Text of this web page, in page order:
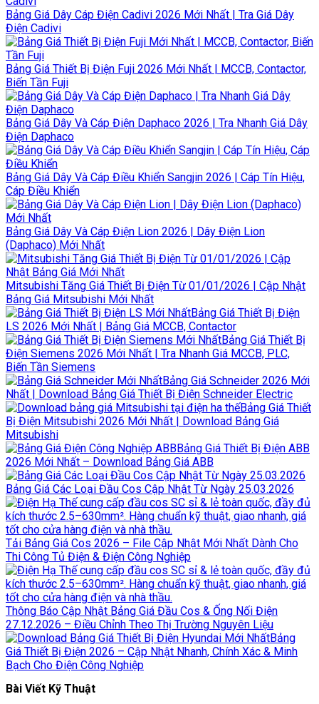
Bảng Giá Dây Cáp Điện Cadivi 2026 Mới Nhất | Tra Giá Dây
Điện Cadivi
Bảng Giá Thiết Bị Điện Fuji 2026 Mới Nhất | MCCB, Contactor,
Biến Tần Fuji
Bảng Giá Dây Và Cáp Điện Daphaco 2026 | Tra Nhanh Giá Dây
Điện Daphaco
Bảng Giá Dây Và Cáp Điều Khiển Sangjin 2026 | Cáp Tín Hiệu,
Cáp Điều Khiển
Bảng Giá Dây Và Cáp Điện Lion 2026 | Dây Điện Lion
(Daphaco) Mới Nhất
Mitsubishi Tăng Giá Thiết Bị Điện Từ 01/01/2026 | Cập Nhật
Bảng Giá Mitsubishi Mới Nhất
Bảng Giá Thiết Bị Điện
LS 2026 Mới Nhất | Bảng Giá MCCB, Contactor
Bảng Giá Thiết Bị
Điện Siemens 2026 Mới Nhất | Tra Nhanh Giá MCCB, PLC,
Biến Tần Siemens
Bảng Giá Schneider 2026 Mới
Nhất | Download Bảng Giá Thiết Bị Điện Schneider Electric
Bảng Giá Thiết
Bị Điện Mitsubishi 2026 Mới Nhất | Download Bảng Giá
Mitsubishi
Bảng Giá Thiết Bị Điện ABB
2026 Mới Nhất – Download Bảng Giá ABB
Bảng Giá Các Loại Đầu Cos Cập Nhật Từ Ngày 25.03.2026
Tải Bảng Giá Cos 2026 – File Cập Nhật Mới Nhất Dành Cho
Thi Công Tủ Điện & Điện Công Nghiệp
Thông Báo Cập Nhật Bảng Giá Đầu Cos & Ống Nối Điện
27.12.2026 – Điều Chỉnh Theo Thị Trường Nguyên Liệu
Bảng
Giá Thiết Bị Điện 2026 – Cập Nhật Nhanh, Chính Xác & Minh
Bạch Cho Điện Công Nghiệp
Bài Viết Kỹ Thuật